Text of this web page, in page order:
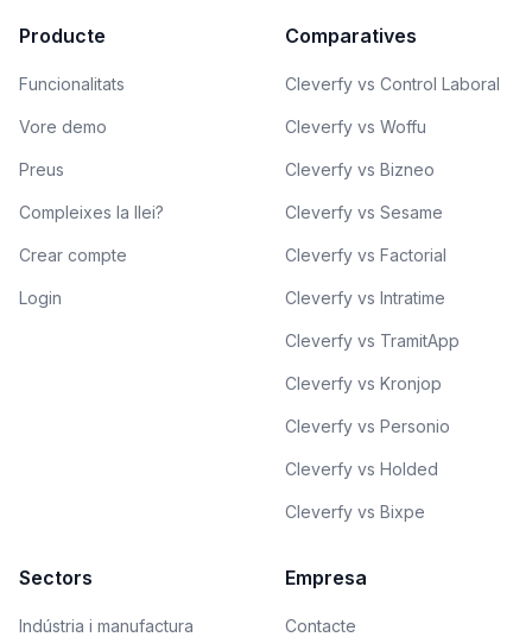
Producte
Funcionalitats
Vore demo
Preus
Compleixes la llei?
Crear compte
Login
Comparatives
Cleverfy vs Control Laboral
Cleverfy vs Woffu
Cleverfy vs Bizneo
Cleverfy vs Sesame
Cleverfy vs Factorial
Cleverfy vs Intratime
Cleverfy vs TramitApp
Cleverfy vs Kronjop
Cleverfy vs Personio
Cleverfy vs Holded
Cleverfy vs Bixpe
Sectors
Indústria i manufactura
Empresa
Contacte